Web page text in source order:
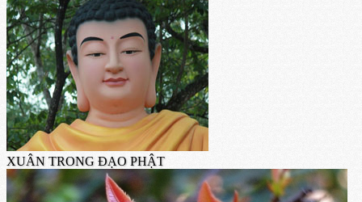
XUÂN TRONG ĐẠO PHẬT